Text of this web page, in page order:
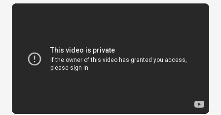
wirklich verändert und vor allem gab es die [R]Evoltion of
Business!